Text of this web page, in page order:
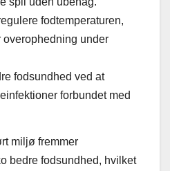
fodtemperaturen,
overophedning under
fodsundhed ved at
forbundet med
miljø fremmer
bedre fodsundhed, hvilket